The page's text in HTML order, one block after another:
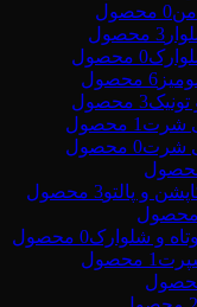
0 محصول
3 محصول
0 محصول
6 محصول
تونیک3 محصول
شرت 1 محصول
شرت0 محصول
و پالتو3 محصول
و شلوارک0 محصول
1 محصول